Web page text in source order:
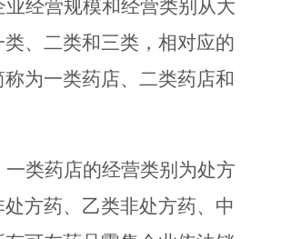
业经营规模和经营类别从大
、二类和三类，相对应的
为一类药店、二类药店和
一类药店的经营类别为处方
方药、乙类非处方药、中